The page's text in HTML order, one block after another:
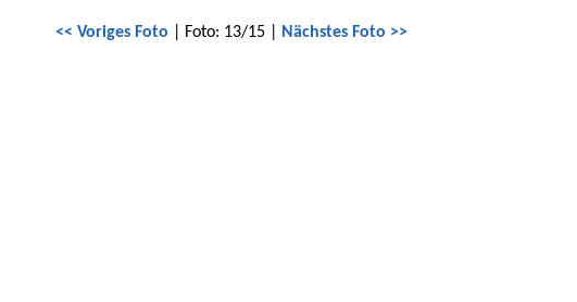
<< Voriges Foto | Foto: 13/15 | Nächstes Foto >>